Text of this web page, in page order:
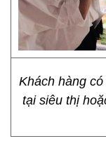
Khách hàng
tại siêu thị